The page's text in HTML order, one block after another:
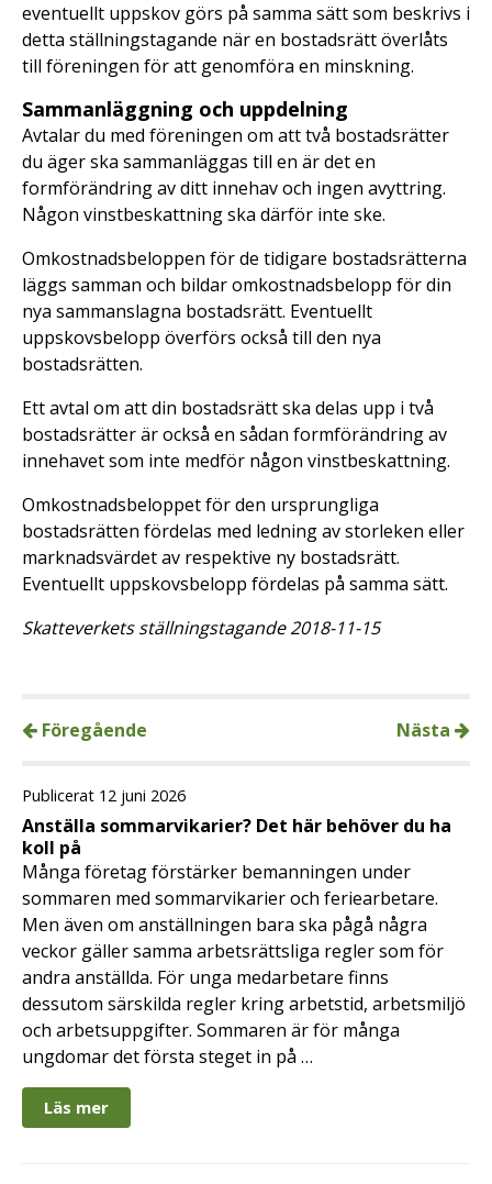
eventuellt uppskov görs på samma sätt som beskrivs i
detta ställningstagande när en bostadsrätt överlåts
till föreningen för att genomföra en minskning.
Sammanläggning och uppdelning
Avtalar du med föreningen om att två bostadsrätter
du äger ska sammanläggas till en är det en
formförändring av ditt innehav och ingen avyttring.
Någon vinstbeskattning ska därför inte ske.
Omkostnadsbeloppen för de tidigare bostadsrätterna
läggs samman och bildar omkostnadsbelopp för din
nya sammanslagna bostadsrätt. Eventuellt
uppskovsbelopp överförs också till den nya
bostadsrätten.
Ett avtal om att din bostadsrätt ska delas upp i två
bostadsrätter är också en sådan formförändring av
innehavet som inte medför någon vinstbeskattning.
Omkostnadsbeloppet för den ursprungliga
bostadsrätten fördelas med ledning av storleken eller
marknadsvärdet av respektive ny bostadsrätt.
Eventuellt uppskovsbelopp fördelas på samma sätt.
Skatteverkets ställningstagande 2018-11-15
Föregående Nästa
Publicerat 12 juni 2026
Anställa sommarvikarier? Det här behöver du ha
koll på
Många företag förstärker bemanningen under
sommaren med sommarvikarier och feriearbetare.
Men även om anställningen bara ska pågå några
veckor gäller samma arbetsrättsliga regler som för
andra anställda. För unga medarbetare finns
dessutom särskilda regler kring arbetstid, arbetsmiljö
och arbetsuppgifter. Sommaren är för många
ungdomar det första steget in på …
Läs mer